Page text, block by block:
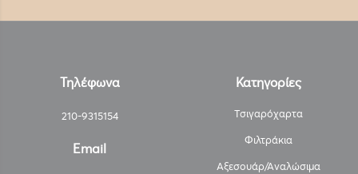
Τηλέφωνα
210-9315154
Email
Κατηγορίες
Τσιγαρόχαρτα
Φιλτράκια
Αξεσουάρ/Αναλώσιμα